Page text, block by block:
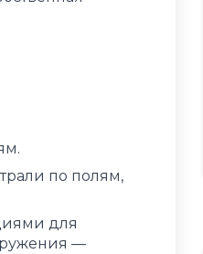
по полям,
для
—